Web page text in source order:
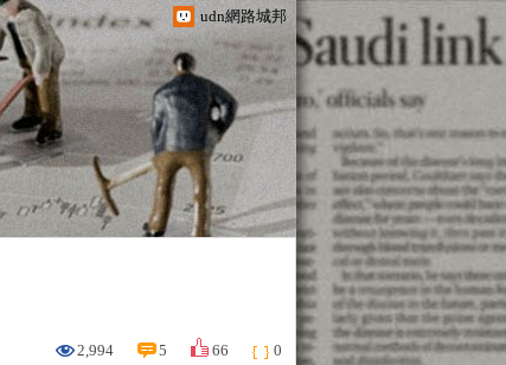
udn網路城邦
2,994 5 66 0